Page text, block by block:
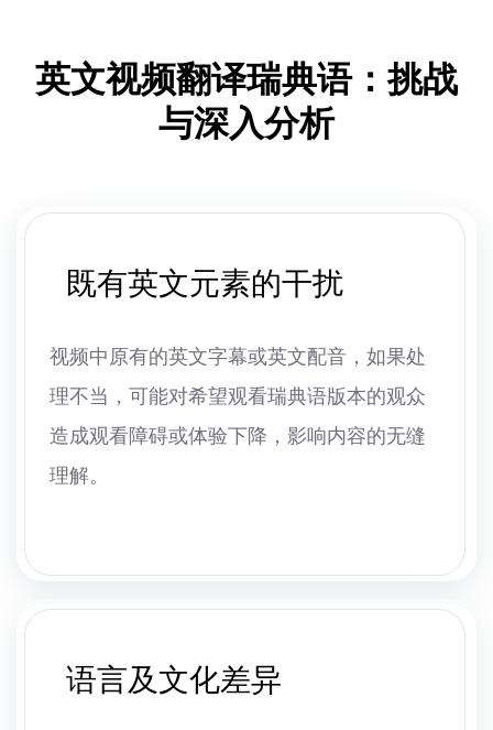
英文视频翻译瑞典语：挑战
与深入分析
既有英文元素的干扰
视频中原有的英文字幕或英文配音，如果处
理不当，可能对希望观看瑞典语版本的观众
造成观看障碍或体验下降，影响内容的无缝
理解。
语言及文化差异